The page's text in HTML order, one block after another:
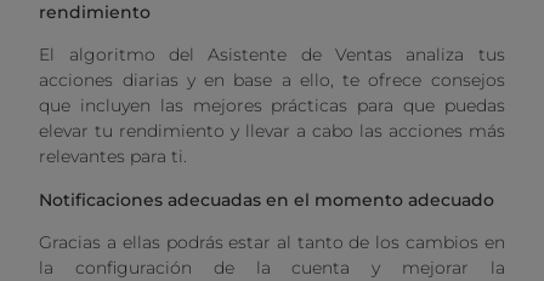
rendimiento
El algoritmo del Asistente de Ventas analiza tus
acciones diarias y en base a ello, te ofrece consejos
que incluyen las mejores prácticas para que puedas
elevar tu rendimiento y llevar a cabo las acciones más
relevantes para ti.
Notificaciones adecuadas en el momento adecuado
Gracias a ellas podrás estar al tanto de los cambios en
la configuración de la cuenta y mejorar la